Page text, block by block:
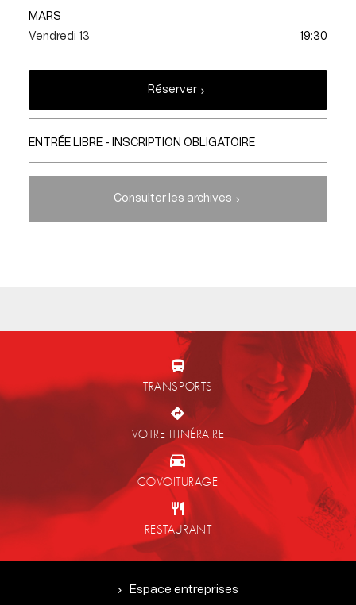
MARS
Vendredi 13
19:30
Réserver
ENTRÉE LIBRE - INSCRIPTION OBLIGATOIRE
Consulter les archives
TRANSPORTS
VOTRE ITINÉRAIRE
COVOITURAGE
RESTAURANT
Espace entreprises